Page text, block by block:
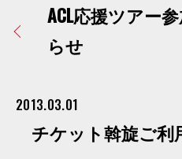
ACL応援ツアー
らせ
2013.03.01
チケット斡旋ご利